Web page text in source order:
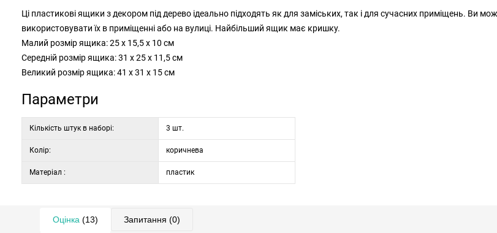
Ці пластикові ящики з декором під дерево ідеально підходять як для заміських, так і для сучасних приміщень. Ви
використовувати їх в приміщенні або на вулиці. Найбільший ящик має кришку.
Малий розмір ящика: 25 х 15,5 х 10 см
Середній розмір ящика: 31 х 25 х 11,5 см
Великий розмір ящика: 41 х 31 х 15 см
Параметри
Кількість штук в наборі: 3 шт.
Колір: коричнева
Матеріал : пластик
Оцінка (13) Запитання (0)